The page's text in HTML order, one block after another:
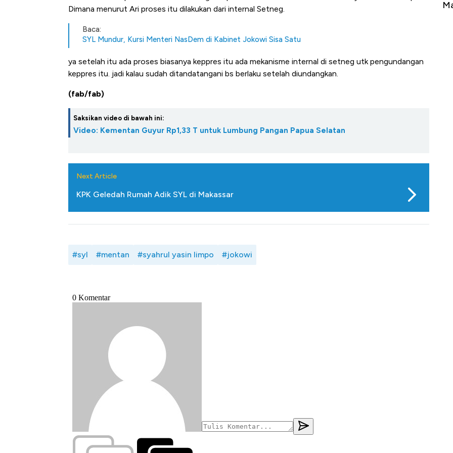
Dimana menurut Ari proses itu dilakukan dari internal Setneg.
Baca:
SYL Mundur, Kursi Menteri NasDem di Kabinet Jokowi Sisa Satu
ya setelah itu ada proses biasanya keppres itu ada mekanisme internal di setneg utk pengundangan
keppres itu. jadi kalau sudah ditandatangani bs berlaku setelah diundangkan.
(fab/fab)
Saksikan video di bawah ini:
Video: Kementan Guyur Rp1,33 T untuk Lumbung Pangan Papua Selatan
Next Article
KPK Geledah Rumah Adik SYL di Makassar
#syl #mentan #syahrul yasin limpo #jokowi
Tembaga Terbang ke Zona Berbahaya
Mana yang Cuannya Paling Menyala?